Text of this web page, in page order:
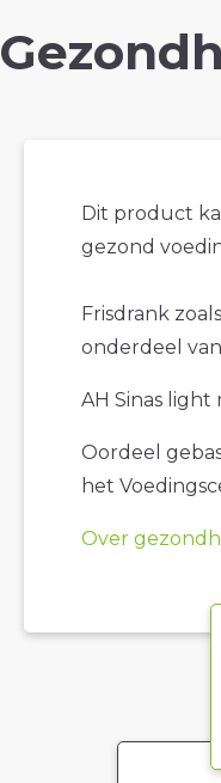
Dit product
gezond
Frisdrank
onderdeel
AH Sinas
Oordeel
het
Over